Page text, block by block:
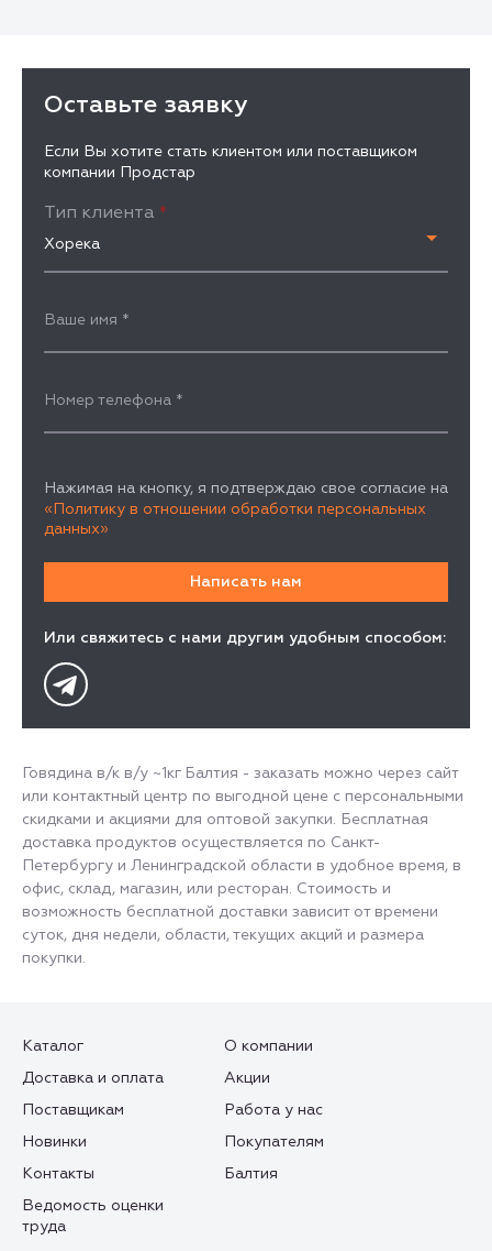
Оставьте заявку
Если Вы хотите стать клиентом или поставщиком
компании Продстар
Тип клиента *
Хорека
Ваше имя *
Номер телефона *
Нажимая на кнопку, я подтверждаю свое согласие на
«Политику в отношении обработки персональных
данных»
Или свяжитесь с нами другим удобным способом:
Говядина в/к в/у ~1кг Балтия - заказать можно через сайт
или контактный центр по выгодной цене с персональными
скидками и акциями для оптовой закупки. Бесплатная
доставка продуктов осуществляется по Санкт-
Петербургу и Ленинградской области в удобное время, в
офис, склад, магазин, или ресторан. Стоимость и
возможность бесплатной доставки зависит от времени
суток, дня недели, области, текущих акций и размера
покупки.
Каталог
О компании
Доставка и оплата
Акции
Поставщикам
Работа у нас
Новинки
Покупателям
Контакты
Балтия
Ведомость оценки
труда